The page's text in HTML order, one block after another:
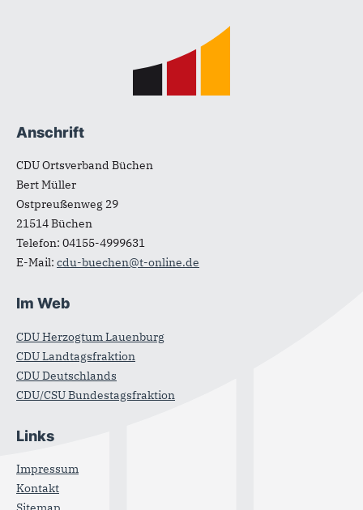
Anschrift
CDU Ortsverband Büchen
Bert Müller
Ostpreußenweg 29
21514Büchen
Telefon: 04155-4999631
E-Mail: cdu-buechen@t-online.de
Im Web
CDU Herzogtum Lauenburg
CDU Landtagsfraktion
CDU Deutschlands
CDU/CSU Bundestagsfraktion
Links
Impressum
Kontakt